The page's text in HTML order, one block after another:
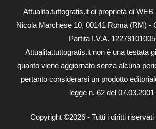
Attualita.tuttogratis.it di proprietà di WEB
Nicola Marchese 10, 00141 Roma (RM) -
Partita I.V.A. 12279101005
Attualita.tuttogratis.it non è una testata
quanto viene aggiornato senza alcuna
pertanto considerarsi un prodotto
legge n. 62 del 07.03.2001
Copyright ©2026 - Tutti i diritti riservati